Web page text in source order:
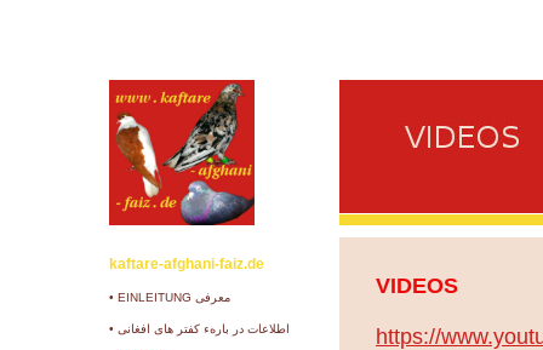
kaftare-afghani-faiz.de
• EINLEITUNG معرفی
• اطلاعات در بارهء کفتر های افغانی
VIDEOS
https://